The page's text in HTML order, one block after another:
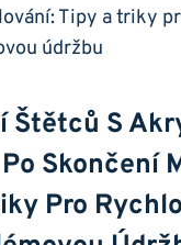
Štětců S
Skončení
Pro